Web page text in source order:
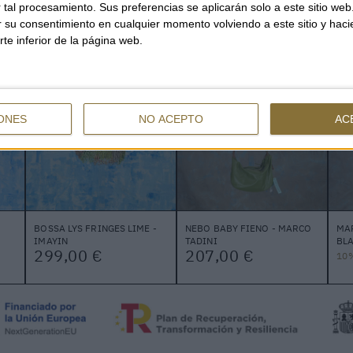
procesamiento. Sus preferencias se aplicarán solo a este sitio
consentimiento en cualquier momento volviendo a este sitio y
inferior de la página web.
NO ACEPTO
TAMBIÉN PUEDE INTERESARTE
BOSSA LYS FRINGES LIME -
IMAYIN
299,00 €
NEBO BABY FIENO - MARCO
TADINI
207,00 €